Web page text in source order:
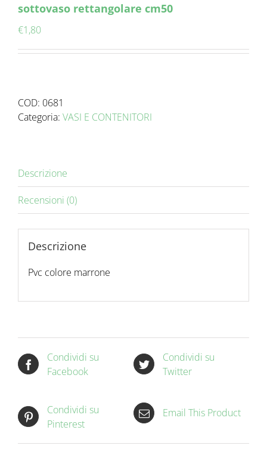
sottovaso rettangolare cm50
€1,80
COD: 0681
Categoria: VASI E CONTENITORI
Descrizione
Recensioni (0)
Descrizione
Pvc colore marrone
Condividi su
Facebook
Condividi su
Twitter
Condividi su
Pinterest
Email This Product